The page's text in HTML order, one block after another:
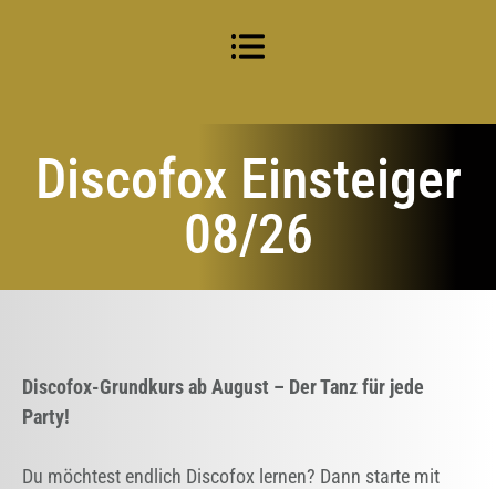
Discofox Einsteiger
08/26
Discofox-Grundkurs ab August – Der Tanz für jede
Party!
Du möchtest endlich Discofox lernen? Dann starte mit